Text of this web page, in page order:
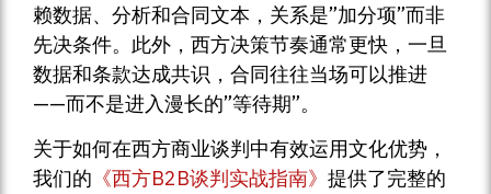
赖数据、分析和合同文本，关系是”加分项”而非
先决条件。此外，西方决策节奏通常更快，一旦
数据和条款达成共识，合同往往当场可以推进
——而不是进入漫长的”等待期”。
关于如何在西方商业谈判中有效运用文化优势，
我们的 《西方B2B谈判实战指南》 提供了完整的